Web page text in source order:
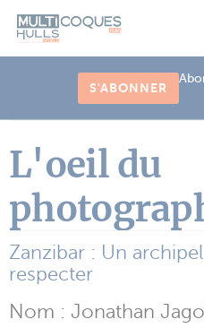
S'ABONNER
L'oeil du
Zanzibar : Un
respecter
Nom : Jonathan